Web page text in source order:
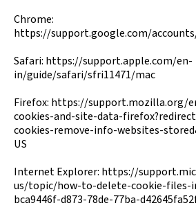
Chrome:
https://support.google.com/
Safari: https://support.apple.com/en-
in/guide/safari/sfri11471/mac
Firefox: https://support.mozilla.org/
cookies-and-site-data-
cookies-remove-info-websites-
US
Internet Explorer: https://
us/topic/how-to-delete-cookie-
bca9446f-d873-78de-77ba-